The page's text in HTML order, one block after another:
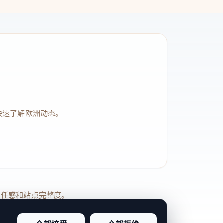
了解欧洲动态。
感和站点完整度。